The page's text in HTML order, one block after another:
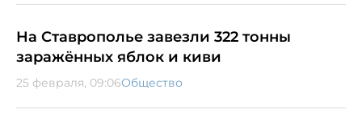
На Ставрополье завезли 322 тонны
заражённых яблок и киви
25 февраля, 09:06Общество